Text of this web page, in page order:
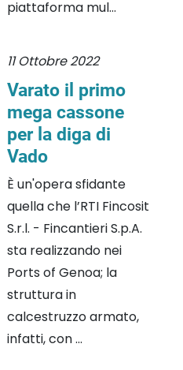
piattaforma mul...
11 Ottobre 2022
Varato il primo
mega cassone
per la diga di
Vado
È un'opera sfidante
quella che l’RTI Fincosit
S.r.l. - Fincantieri S.p.A.
sta realizzando nei
Ports of Genoa; la
struttura in
calcestruzzo armato,
infatti, con ...